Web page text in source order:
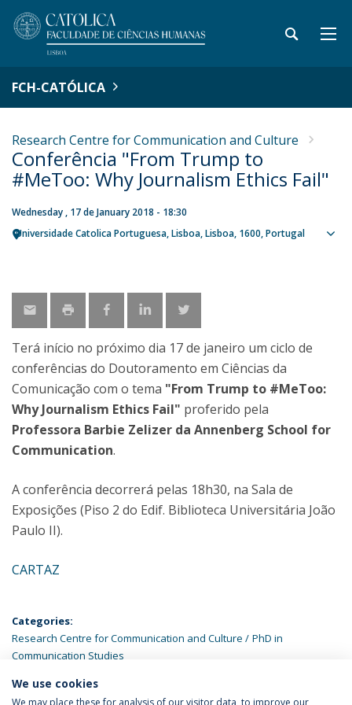
FCH-CATÓLICA
Research Centre for Communication and Culture
Conferência "From Trump to
#MeToo: Why Journalism Ethics Fail"
Wednesday , 17 de January 2018 - 18:30
Universidade Catolica Portuguesa Lisboa Lisboa 1600 Portugal
Terá início no próximo dia 17 de janeiro um ciclo de
conferências do Doutoramento em Ciências da
Comunicação com o tema "From Trump to #MeToo:
Why Journalism Ethics Fail" proferido pela
Professora Barbie Zelizer da Annenberg School for
Communication.
A conferência decorrerá pelas 18h30, na Sala de
Exposições (Piso 2 do Edif. Biblioteca Universitária João
Paulo II).
CARTAZ
Categories:
Research Centre for Communication and Culture
PhD in
Communication Studies
LATEST NEWS
We use cookies
We may place these for analysis of our visitor data, to improve our